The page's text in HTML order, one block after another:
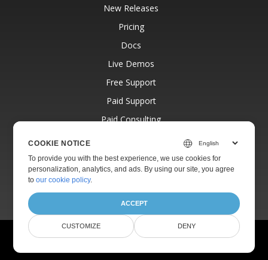
New Releases
Pricing
Docs
Live Demos
Free Support
Paid Support
Paid Consulting
Websites
About
© Aspose Pty Ltd 2001-2026.
COOKIE NOTICE
To provide you with the best experience, we use cookies for
personalization, analytics, and ads. By using our site, you agree
toour cookie policy.
ACCEPT
CUSTOMIZE DENY